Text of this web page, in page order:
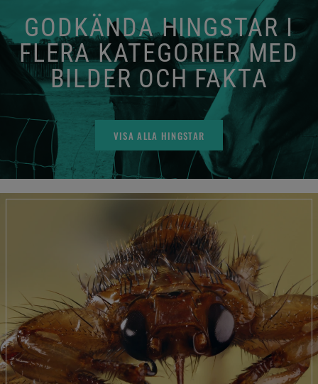
GODKÄNDA HINGSTAR I
FLERA KATEGORIER MED
BILDER OCH FAKTA
VISA ALLA HINGSTAR